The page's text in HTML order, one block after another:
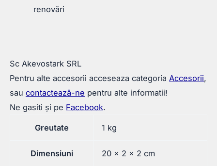
renovări
Sc Akevostark SRL
Pentru alte accesorii acceseaza categoria Accesorii,
sau contactează-ne pentru alte informatii!
Ne gasiti și pe Facebook.
Greutate 1 kg
Dimensiuni 20 × 2 × 2 cm